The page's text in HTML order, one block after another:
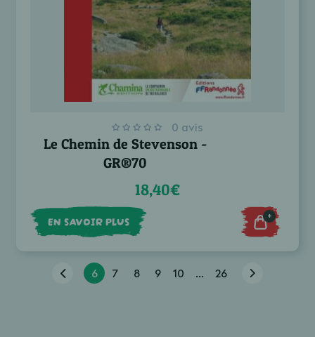
0 avis
Le Chemin de Stevenson -
GR®70
18,40€
EN SAVOIR PLUS +
6 7 8 9 10 ... 26